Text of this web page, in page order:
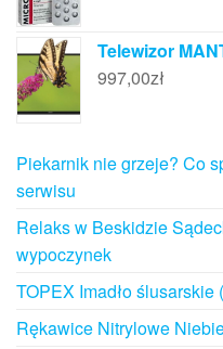
Telewizor
997,00zł
Piekarnik nie grzeje? Co
serwisu
Relaks w Beskidzie
wypoczynek
TOPEX Imadło ślusarskie
Rękawice Nitrylowe